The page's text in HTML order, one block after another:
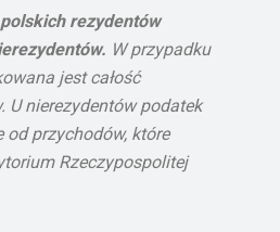
rezydentów
W przypadku
jest całość
U nierezydentów podatek
od przychodów, które
Rzeczypospolitej